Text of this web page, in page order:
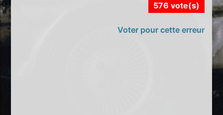
576 vote(s)
Voter pour cette erreur